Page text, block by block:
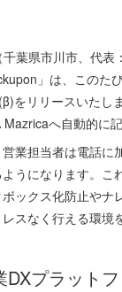
葉県市川市、代表
」は、このた
をリリースいたし
へ自動的に
業担当者は電話に
うになります。こ
ックス化防止やナ
スなく行える環境
DXプラット